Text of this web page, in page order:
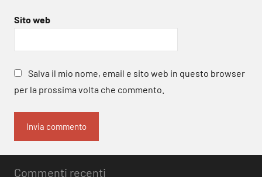
Sito web
Salva il mio nome, email e sito web in questo browser
per la prossima volta che commento.
Commenti recenti